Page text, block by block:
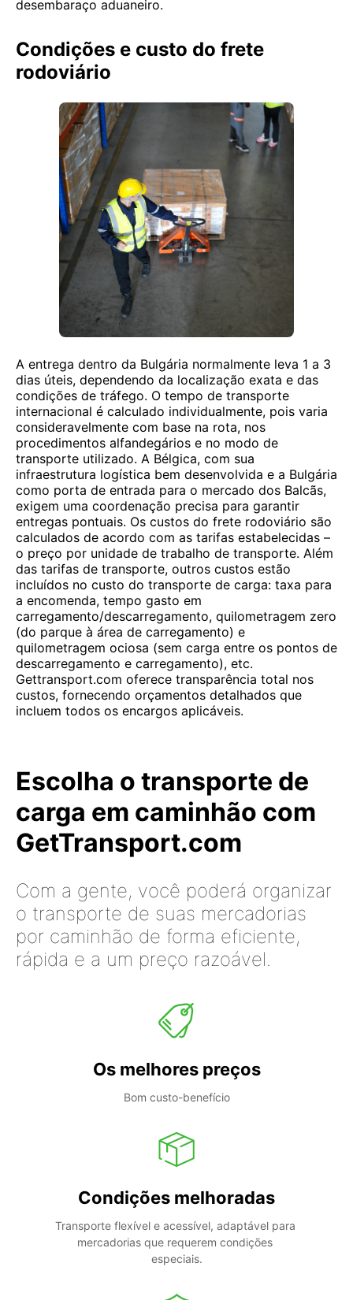
desembaraço aduaneiro.
Condições e custo do frete
rodoviário
A entrega dentro da Bulgária normalmente leva 1 a 3
dias úteis, dependendo da localização exata e das
condições de tráfego. O tempo de transporte
internacional é calculado individualmente, pois varia
consideravelmente com base na rota, nos
procedimentos alfandegários e no modo de
transporte utilizado. A Bélgica, com sua
infraestrutura logística bem desenvolvida e a Bulgária
como porta de entrada para o mercado dos Balcãs,
exigem uma coordenação precisa para garantir
entregas pontuais. Os custos do frete rodoviário são
calculados de acordo com as tarifas estabelecidas –
o preço por unidade de trabalho de transporte. Além
das tarifas de transporte, outros custos estão
incluídos no custo do transporte de carga: taxa para
a encomenda, tempo gasto em
carregamento/descarregamento, quilometragem zero
(do parque à área de carregamento) e
quilometragem ociosa (sem carga entre os pontos de
descarregamento e carregamento), etc.
Gettransport.com oferece transparência total nos
custos, fornecendo orçamentos detalhados que
incluem todos os encargos aplicáveis.
Escolha o transporte de
carga em caminhão com
GetTransport.com
Com a gente, você poderá organizar
o transporte de suas mercadorias
por caminhão de forma eficiente,
rápida e a um preço razoável.
Os melhores preços
Bom custo-benefício
Condições melhoradas
Transporte flexível e acessível, adaptável para
mercadorias que requerem condições
especiais.